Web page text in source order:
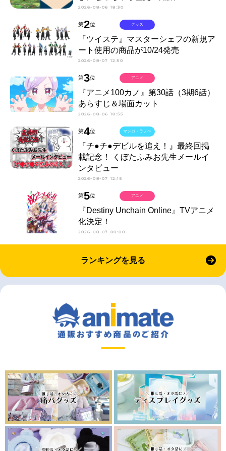
2026-08-06 18:30
第2位
『ツイステ』マスターシェフの新規ア
ート使用の商品が10/24発売
2026-08-07 12:50
グッズ
第3位
『アニメ100カノ』第30話（3期6話）
あらすじ＆場面カット
2026-08-06 18:55
アニメ
第4位
『チ●チ●デビルを追え！』最終回掲
載記念！ くぼたふみお先生メールイ
ンタビュー
2026-08-07 12:15
マンガ・ラノベ
第5位
『Destiny Unchain Online』TVアニメ
化決定！
2026-08-07 00:00
アニメ
ランキングを見る